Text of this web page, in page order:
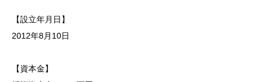
【設立年月日】
2012年8月10日
【資本金】